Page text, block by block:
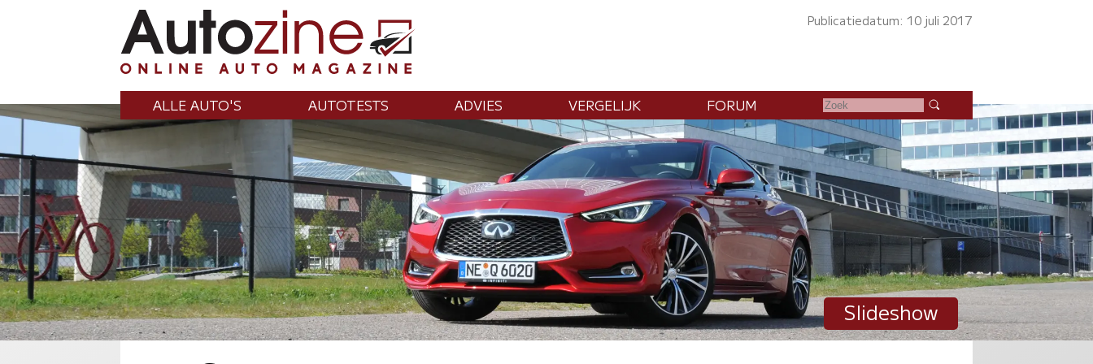
Publicatiedatum: 10 juli 2017
ALLE AUTO'S AUTOTESTS ADVIES VERGELIJK FORUM
Slideshow